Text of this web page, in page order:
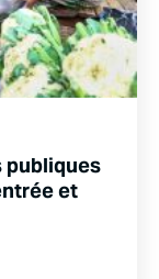
publiques
et